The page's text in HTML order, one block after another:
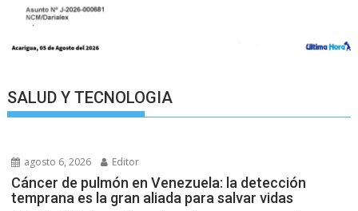
SALUD Y TECNOLOGIA
agosto 6, 2026 Editor
Cáncer de pulmón en Venezuela: la detección
temprana es la gran aliada para salvar vidas